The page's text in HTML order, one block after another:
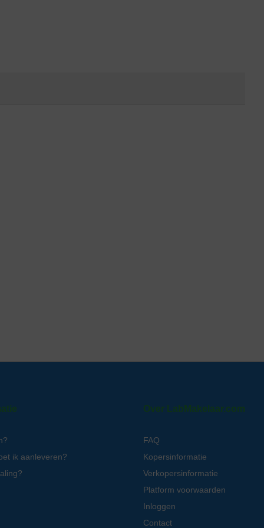
ik aanleveren?
Over LabMakelaar.com
FAQ
Kopersinformatie
Verkopersinformatie
Platform voorwaarden
Inloggen
Contact